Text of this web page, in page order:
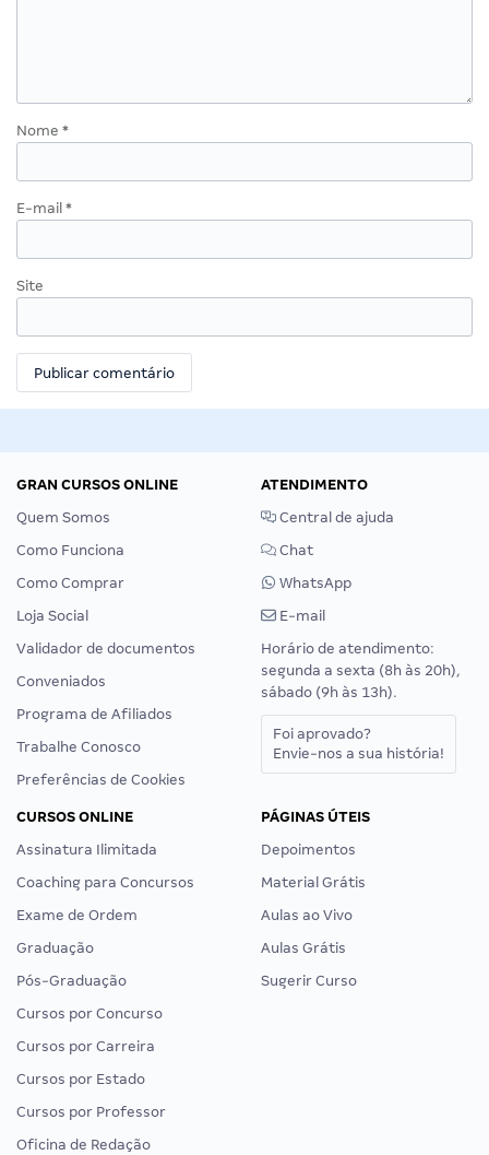
Nome *
E-mail *
Site
GRAN CURSOS ONLINE
Quem Somos
Como Funciona
Como Comprar
Loja Social
Validador de documentos
Conveniados
Programa de Afiliados
Trabalhe Conosco
Preferências de Cookies
ATENDIMENTO
Central de ajuda
Chat
WhatsApp
E-mail
Horário de atendimento:
segunda a sexta (8h às 20h),
sábado (9h às 13h).
Foi aprovado?
Envie-nos a sua história!
CURSOS ONLINE
Assinatura Ilimitada
Coaching para Concursos
Exame de Ordem
Graduação
Pós-Graduação
Cursos por Concurso
Cursos por Carreira
Cursos por Estado
Cursos por Professor
Oficina de Redação
PÁGINAS ÚTEIS
Depoimentos
Material Grátis
Aulas ao Vivo
Aulas Grátis
Sugerir Curso